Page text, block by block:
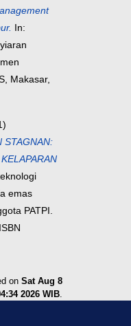
In:
Makasar,
STAGNAN:
emas
PATPI.
on Sat Aug 8
2026 WIB.